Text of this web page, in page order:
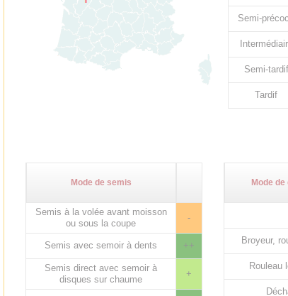
Semi-
Semi-tardif
Tardif
Mode de semis
Semis à la volée avant moisson
ou sous la coupe
-
Semis avec semoir à dents ++
Semis direct avec semoir à
disques sur chaume
+
Mode
Broyeur,
Rouleau